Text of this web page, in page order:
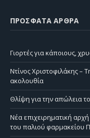
ΠΡΌΣΦΑΤΑ ΆΡΘΡΑ
Γιορτές για κάποιους,
Ντίνος Χριστοφιλάκης –
ακολουθία
Θλίψη για την απώλεια
Νέα επιχειρηματική
του παλιού φαρμακείου